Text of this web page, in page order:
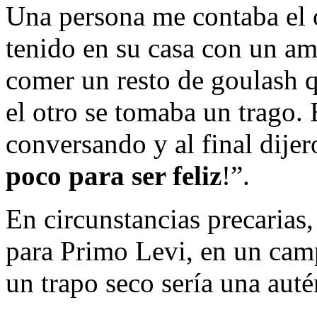
Una persona me contaba
tenido en su casa con un
comer un resto de goulash
el otro se tomaba un
conversando y al final
poco para ser feliz!”.
En circunstancias
para Primo Levi, en un
un trapo seco sería una